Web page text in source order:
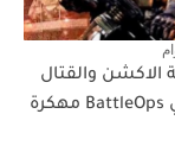
الاكشن والقتال
ضد الزومبي BattleOps مهكرة